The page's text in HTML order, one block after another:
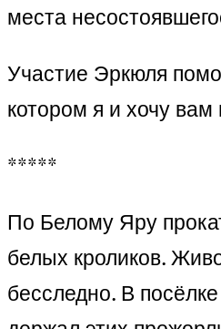
места
Участие Эркюля
котором я и хочу
*****
По Белому Яру
белых кроликов.
бесследно. В